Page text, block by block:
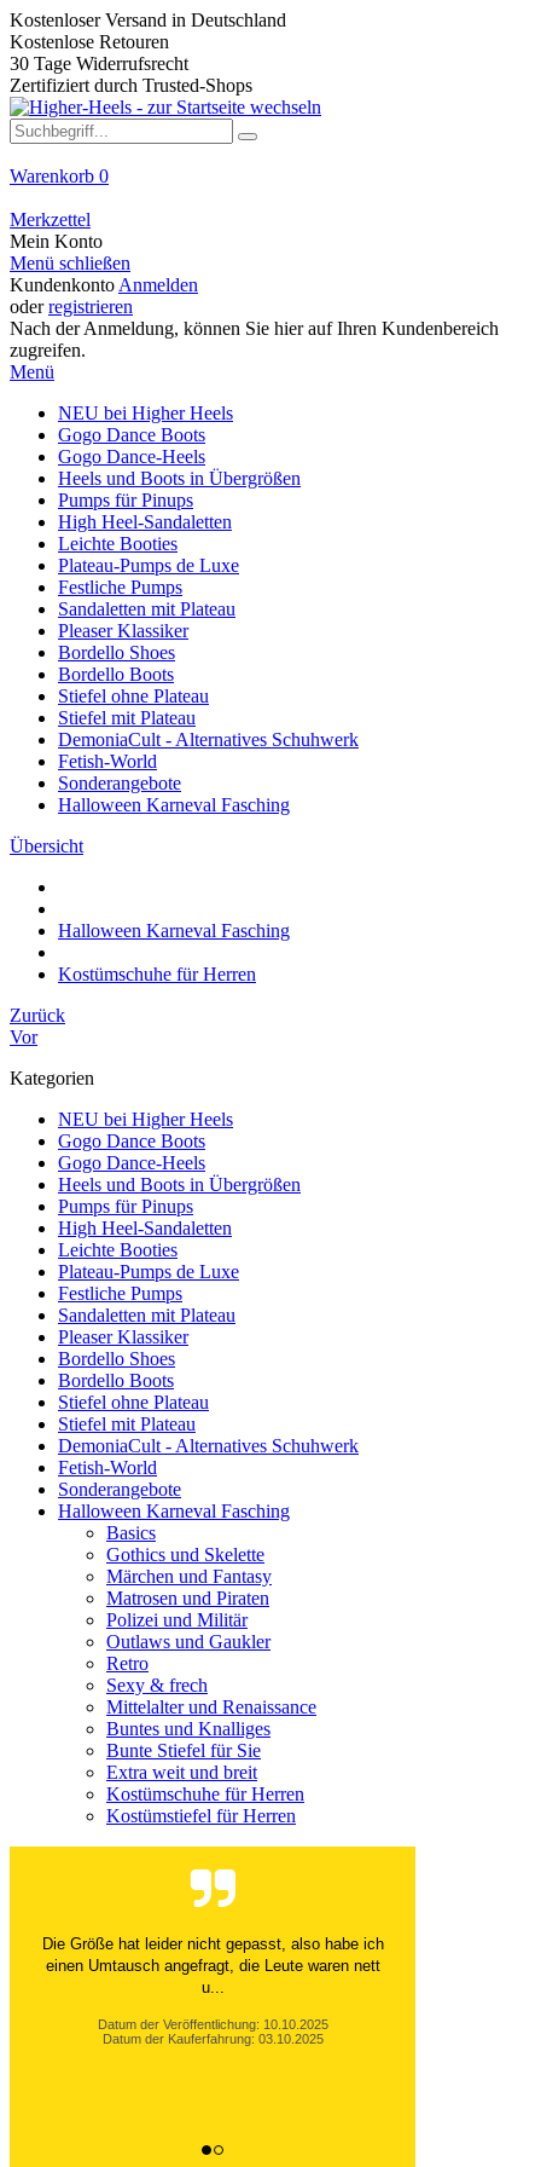
Kostenloser Versand in Deutschland
Kostenlose Retouren
30 Tage Widerrufsrecht
Zertifiziert durch Trusted-Shops
Warenkorb 0
Merkzettel
Mein Konto
Menü schließen
Kundenkonto Anmelden
oderregistrieren
Nach der Anmeldung, können Sie hier auf Ihren Kundenbereich
zugreifen.
Menü
NEU bei Higher Heels
Gogo Dance Boots
Gogo Dance-Heels
Heels und Boots in Übergrößen
Pumps für Pinups
High Heel-Sandaletten
Leichte Booties
Plateau-Pumps de Luxe
Festliche Pumps
Sandaletten mit Plateau
Pleaser Klassiker
Bordello Shoes
Bordello Boots
Stiefel ohne Plateau
Stiefel mit Plateau
DemoniaCult - Alternatives Schuhwerk
Fetish-World
Sonderangebote
Halloween Karneval Fasching
Übersicht
Halloween Karneval Fasching
Kostümschuhe für Herren
Zurück
Vor
Kategorien
NEU bei Higher Heels
Gogo Dance Boots
Gogo Dance-Heels
Heels und Boots in Übergrößen
Pumps für Pinups
High Heel-Sandaletten
Leichte Booties
Plateau-Pumps de Luxe
Festliche Pumps
Sandaletten mit Plateau
Pleaser Klassiker
Bordello Shoes
Bordello Boots
Stiefel ohne Plateau
Stiefel mit Plateau
DemoniaCult - Alternatives Schuhwerk
Fetish-World
Sonderangebote
Halloween Karneval Fasching
Basics
Gothics und Skelette
Märchen und Fantasy
Matrosen und Piraten
Polizei und Militär
Outlaws und Gaukler
Retro
Sexy & frech
Mittelalter und Renaissance
Buntes und Knalliges
Bunte Stiefel für Sie
Extra weit und breit
Kostümschuhe für Herren
Kostümstiefel für Herren
Die Größe hat leider nicht gepasst, also habe ich
einen Umtausch angefragt, die Leute waren nett
u...
Datum der Veröffentlichung: 10.10.2025
Datum der Kauferfahrung: 03.10.2025